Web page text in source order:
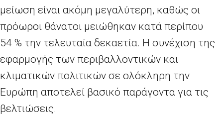
μείωση είναι ακόμη μεγαλύτερη, καθώς οι
πρόωροι θάνατοι μειώθηκαν κατά περίπου
54 % την τελευταία δεκαετία. Η συνέχιση της
εφαρμογής των περιβαλλοντικών και
κλιματικών πολιτικών σε ολόκληρη την
Ευρώπη αποτελεί βασικό παράγοντα για τις
βελτιώσεις.